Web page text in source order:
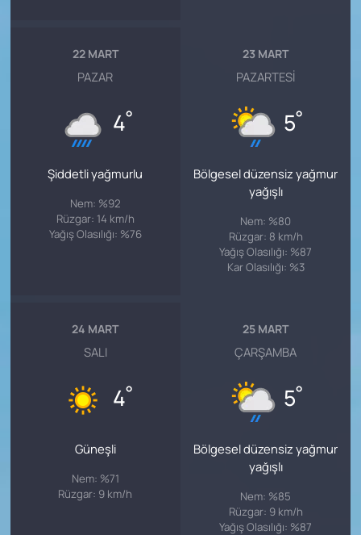
22 MART
PAZAR
4°
Şiddetli yağmurlu
Nem: %92
Rüzgar: 14 km/h
Yağış Olasılığı: %76
23 MART
PAZARTESI
5°
Bölgesel düzensiz yağmur
yağışlı
Nem: %80
Rüzgar: 8 km/h
Yağış Olasılığı: %87
Kar Olasılığı: %3
24 MART
SALI
4°
Güneşli
Nem: %71
Rüzgar: 9 km/h
25 MART
ÇARŞAMBA
5°
Bölgesel düzensiz yağmur
yağışlı
Nem: %85
Rüzgar: 9 km/h
Yağış Olasılığı: %87